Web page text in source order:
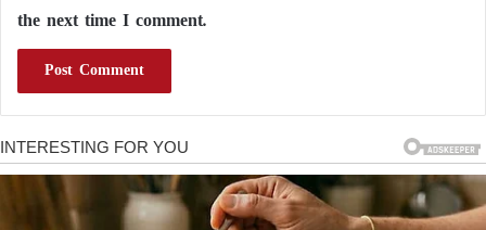
the next time I comment.